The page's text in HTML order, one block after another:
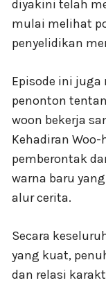
diyakini telah
mulai melihat
penyelidikan
Episode ini
penonton
woon bekerja
Kehadiran
pemberontak
warna baru
alur cerita.
Secara
yang kuat,
dan relasi